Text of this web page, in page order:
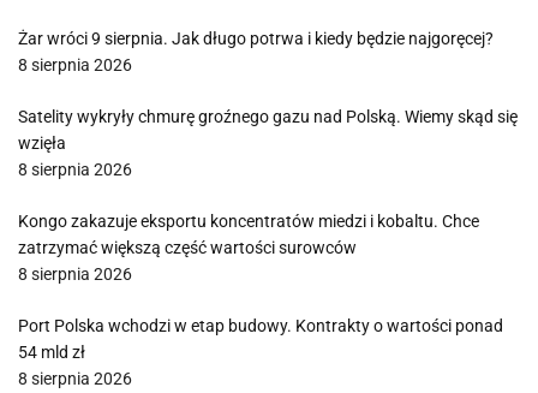
Żar wróci 9 sierpnia. Jak długo potrwa i kiedy będzie najgoręcej?
8 sierpnia 2026
Satelity wykryły chmurę groźnego gazu nad Polską. Wiemy skąd się
wzięła
8 sierpnia 2026
Kongo zakazuje eksportu koncentratów miedzi i kobaltu. Chce
zatrzymać większą część wartości surowców
8 sierpnia 2026
Port Polska wchodzi w etap budowy. Kontrakty o wartości ponad
54 mld zł
8 sierpnia 2026